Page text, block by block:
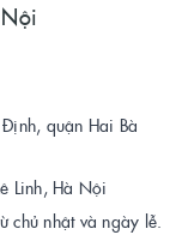
quận Hai Bà
Linh, Hà Nội
chủ nhật và ngày lễ.